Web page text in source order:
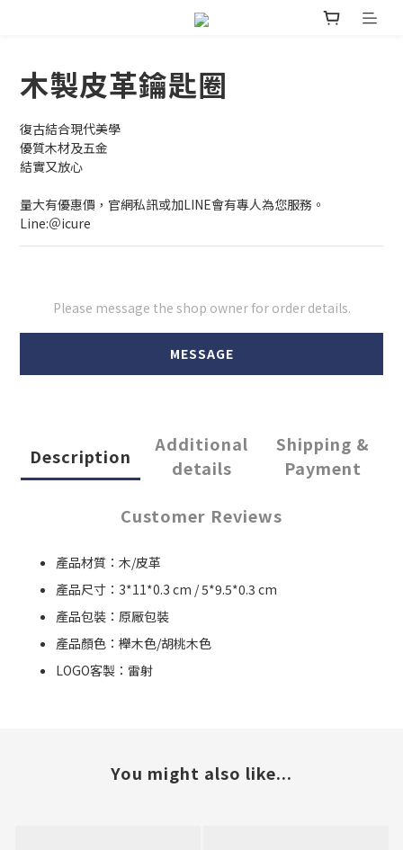
木製皮革鑰匙圈
復古結合現代美學
優質木材及五金
結實又放心
量大有優惠價，官網私訊或加LINE會有專人為您服務。
Line:＠icure
Please message the shop owner for order details.
MESSAGE
Description
Additional
details
Shipping &
Payment
Customer Reviews
產品材質：木/皮革
產品尺寸：3*11*0.3 cm / 5*9.5*0.3 cm
產品包裝：原厰包裝
產品顏色：櫸木色/胡桃木色
LOGO客製：雷射
You might also like...